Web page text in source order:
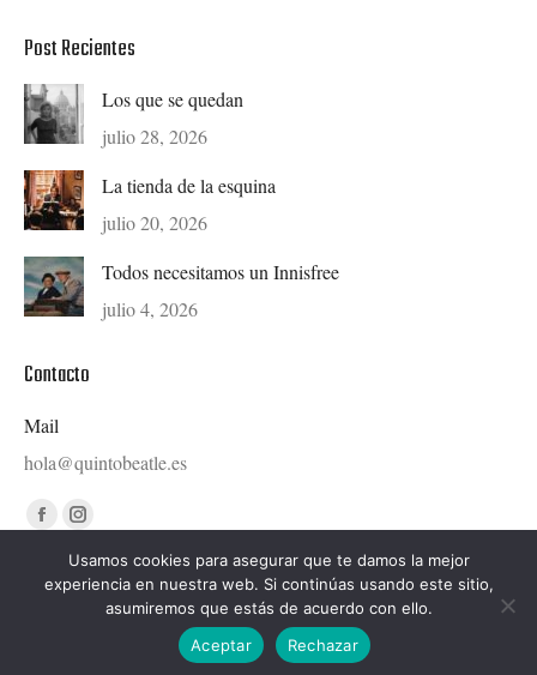
Post Recientes
Los que se quedan
julio 28, 2026
La tienda de la esquina
julio 20, 2026
Todos necesitamos un Innisfree
julio 4, 2026
Contacto
Mail
hola@quintobeatle.es
Find us on:
Facebook
page
opens
Instagram
page
opens
Diseñado por © Ondiseño.com 2020
hola@quintobeatle.es
Usamos cookies para asegurar que te damos la mejor
experiencia en nuestra web. Si continúas usando este sitio,
asumiremos que estás de acuerdo con ello.
Aceptar
Rechazar